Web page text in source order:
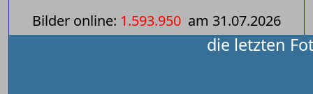
Bilder online: 1.593.950 am 31.07.2026
die letzten